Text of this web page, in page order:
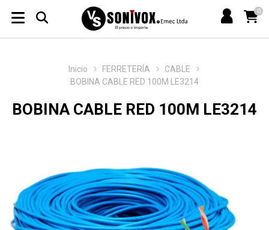
0
Inicio FERRETERÍA
CABLE
BOBINA CABLE RED 100M LE3214
BOBINA CABLE RED 100M LE3214